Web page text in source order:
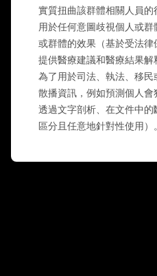
實質扭曲該群體相關人員的
用於任何意圖歧視個人或
或群體的效果（基於受法律
提供醫療建議和醫療結果解
為了用於司法、執法、移
散播資訊，例如預測個人
透過文字剖析、在文件中
區分且任意地針對性使用）。